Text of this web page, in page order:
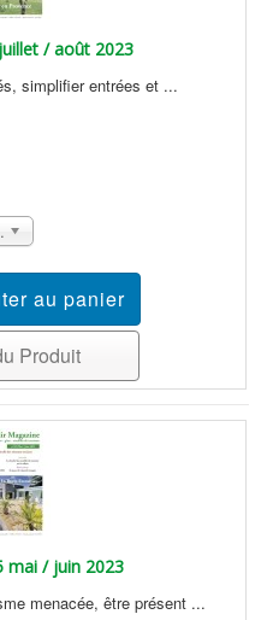
/ août 2023
simplifier entrées et ...
surcoût
Produit
mai / juin 2023
menacée, être présent ...